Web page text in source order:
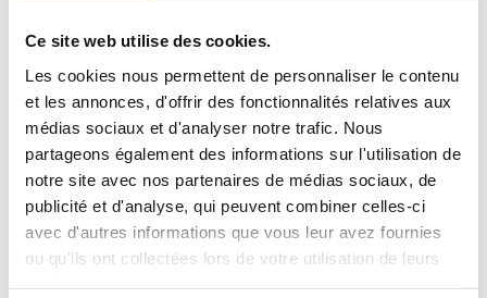
Ce site web utilise des cookies.
Les cookies nous permettent de personnaliser le contenu
et les annonces, d'offrir des fonctionnalités relatives aux
médias sociaux et d'analyser notre trafic. Nous
partageons également des informations sur l'utilisation de
notre site avec nos partenaires de médias sociaux, de
publicité et d'analyse, qui peuvent combiner celles-ci
avec d'autres informations que vous leur avez fournies
ou qu'ils ont collectées lors de votre utilisation de leurs
NUTRITION
Quantité
par
portion
Valeur
Quotidienne
(%VQ)